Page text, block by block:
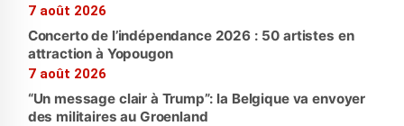
7 août 2026
Concerto de l’indépendance 2026 : 50 artistes en
attraction à Yopougon
7 août 2026
“Un message clair à Trump”: la Belgique va envoyer
des militaires au Groenland